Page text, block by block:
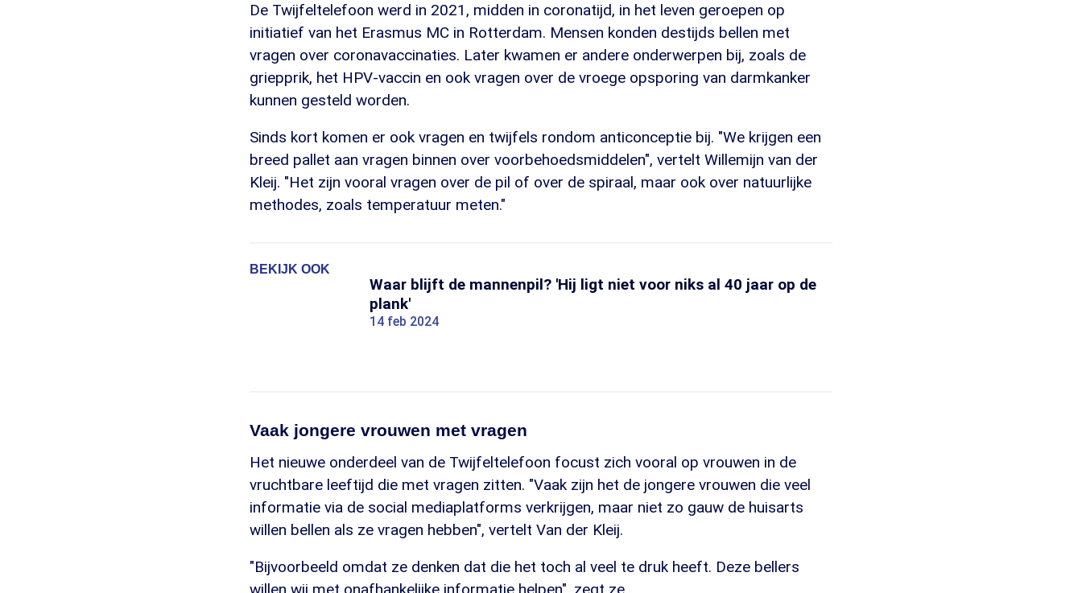
De Twijfeltelefoon werd in 2021, midden in coronatijd, in het leven geroepen op
initiatief van het Erasmus MC in Rotterdam. Mensen konden destijds bellen met
vragen over coronavaccinaties. Later kwamen er andere onderwerpen bij, zoals de
griepprik, het HPV-vaccin en ook vragen over de vroege opsporing van darmkanker
kunnen gesteld worden.
Sinds kort komen er ook vragen en twijfels rondom anticonceptie bij. "We krijgen een
breed pallet aan vragen binnen over voorbehoedsmiddelen", vertelt Willemijn van der
Kleij. "Het zijn vooral vragen over de pil of over de spiraal, maar ook over natuurlijke
methodes, zoals temperatuur meten."
BEKIJK OOK
Waar blijft de mannenpil? 'Hij ligt niet voor niks al 40 jaar op de
plank'
14 feb 2024
Vaak jongere vrouwen met vragen
Het nieuwe onderdeel van de Twijfeltelefoon focust zich vooral op vrouwen in de
vruchtbare leeftijd die met vragen zitten. "Vaak zijn het de jongere vrouwen die veel
informatie via de social mediaplatforms verkrijgen, maar niet zo gauw de huisarts
willen bellen als ze vragen hebben", vertelt Van der Kleij.
"Bijvoorbeeld omdat ze denken dat die het toch al veel te druk heeft. Deze bellers